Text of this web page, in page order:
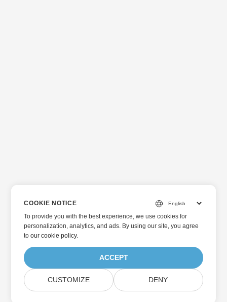
COOKIE NOTICE
To provide you with the best experience, we use cookies for
personalization, analytics, and ads. By using our site, you agree
toour cookie policy.
ACCEPT
CUSTOMIZE DENY